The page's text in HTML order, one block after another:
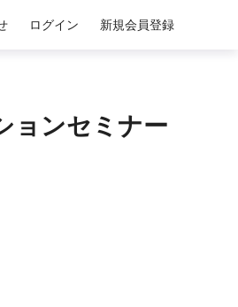
ログイン 新規会員登録
ョンセミナー